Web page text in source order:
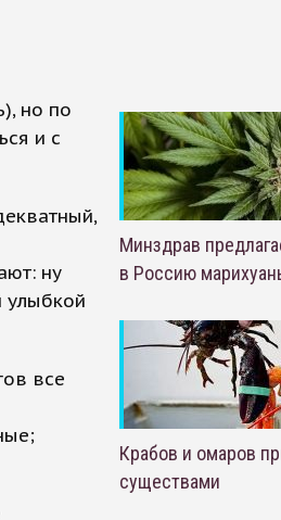
но по
и с
ну
улыбкой
все
Минздрав
в Россию
Крабов и омаров
существами